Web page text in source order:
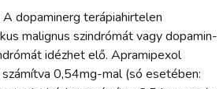
dopaminerg terápiahirtelen
malignus szindrómát vagy dopamin-
idézhet elő. Apramipexol
0,54mg-mal (só esetében: